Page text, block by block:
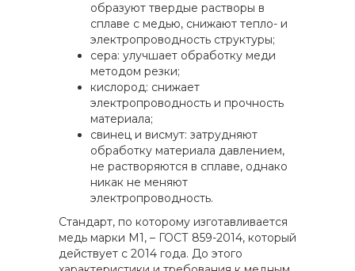
образуют твердые растворы в
сплаве с медью, снижают тепло- и
электропроводность структуры;
сера: улучшает обработку меди
методом резки;
кислород: снижает
электропроводность и прочность
материала;
свинец и висмут: затрудняют
обработку материала давлением,
не растворяются в сплаве, однако
никак не меняют
электропроводность.
Стандарт, по которому изготавливается
медь марки М1, – ГОСТ 859-2014, который
действует с 2014 года. До этого